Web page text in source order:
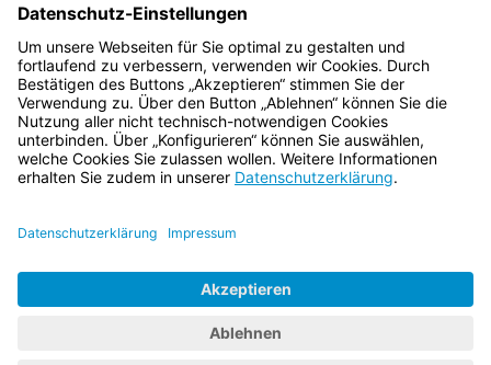
Übergangsbestimmungen
1.
2.
Bayern.de
BayernPortal
Impressum